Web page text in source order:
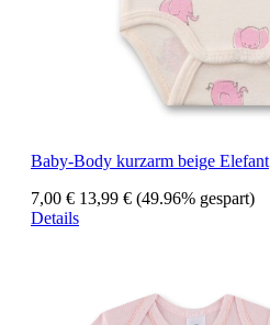
Baby-Body kurzarm beige Elefant
7,00 € 13,99 € (49.96% gespart)
Details